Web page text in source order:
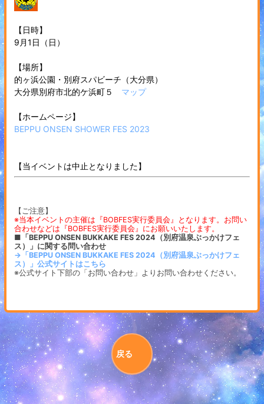
【日時】
9月1日（日）
【場所】
的ヶ浜公園・別府スパビーチ（大分県）
大分県別府市北的ケ浜町５ マップ
【ホームページ】
BEPPU ONSEN SHOWER FES 2023
【当イベントは中止となりました】
【ご注意】
※当本イベントの主催は『BOBFES実行委員会』となります。お問い
合わせなどは『BOBFES実行委員会』にお願いいたします。
■「BEPPU ONSEN BUKKAKE FES 2024（別府温泉ぶっかけフェ
ス）」に関する問い合わせ
→「BEPPU ONSEN BUKKAKE FES 2024（別府温泉ぶっかけフェ
ス）」公式サイトはこちら
※公式サイト下部の「お問い合わせ」よりお問い合わせください。
戻る